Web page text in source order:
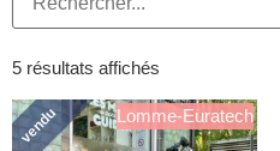
5 résultats affichés
Lomme-Euratech
vendu